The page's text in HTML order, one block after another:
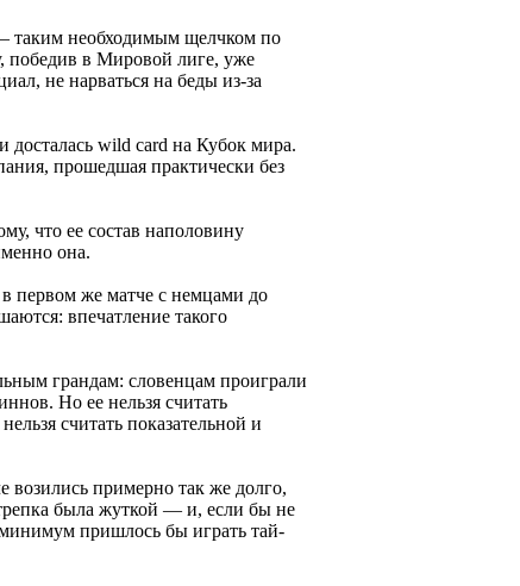
таким необходимым щелчком по
победив в Мировой лиге, уже
не нарваться на беды из-за
wild card на Кубок мира.
прошедшая практически без
что ее состав наполовину
она.
первом же матче с немцами до
впечатление такого
грандам: словенцам проиграли
Но ее нельзя считать
считать показательной и
примерно так же долго,
была жуткой — и, если бы не
пришлось бы играть тай-